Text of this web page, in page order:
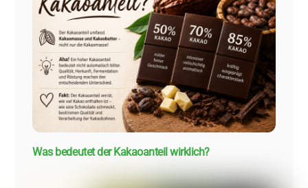
Was bedeutet der Kakaoanteil wirklich?